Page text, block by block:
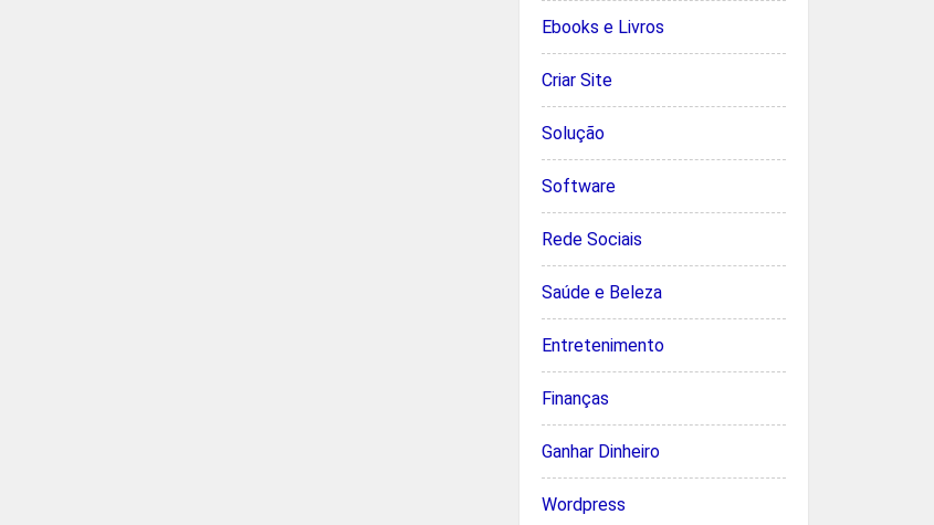
Ebooks e Livros
Criar Site
Solução
Software
Rede Sociais
Saúde e Beleza
Entretenimento
Finanças
Ganhar Dinheiro
Wordpress